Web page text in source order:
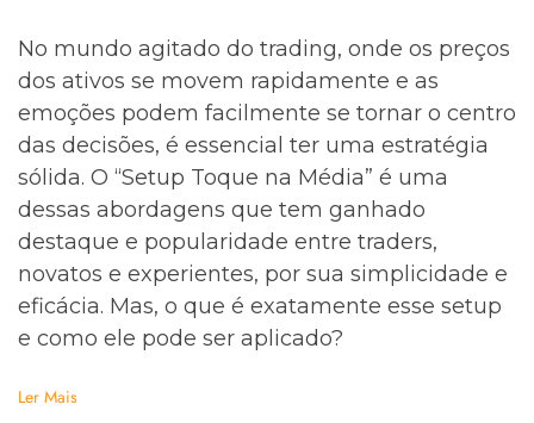
No mundo agitado do trading, onde os preços
dos ativos se movem rapidamente e as
emoções podem facilmente se tornar o centro
das decisões, é essencial ter uma estratégia
sólida. O “Setup Toque na Média” é uma
dessas abordagens que tem ganhado
destaque e popularidade entre traders,
novatos e experientes, por sua simplicidade e
eficácia. Mas, o que é exatamente esse setup
e como ele pode ser aplicado?
Ler Mais